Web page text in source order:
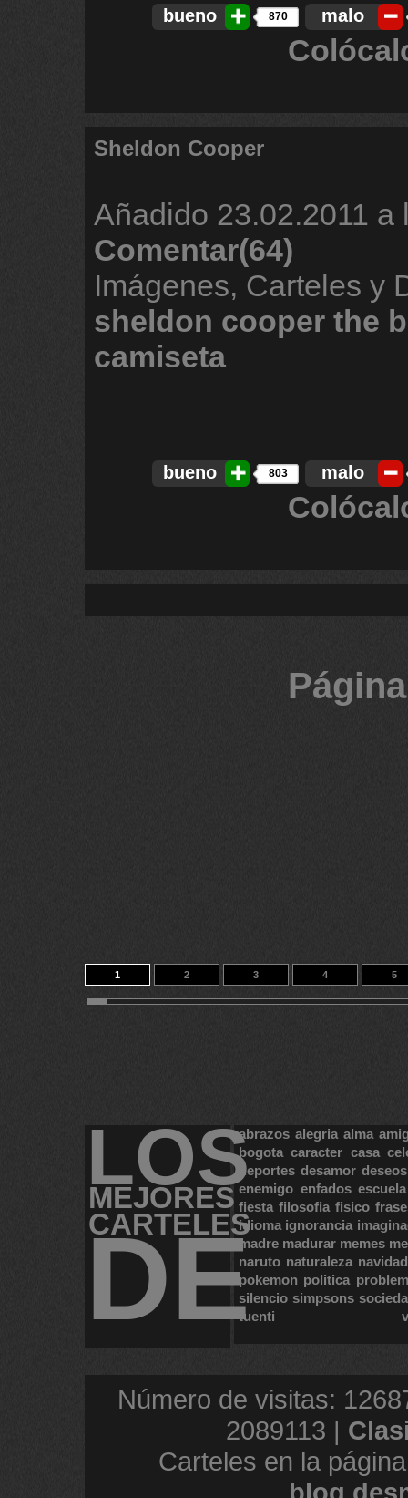
bueno 870 malo
Sheldon Cooper
Añadido 23.02.2011 a
Comentar(64)
Imágenes, Carteles y
sheldon cooper the
camiseta
bueno 803 malo
1 2 3 4 5
11 12 13 14 167
LOS
MEJORES
CARTELES
DE
abrazos alegria alma
bogota caracter casa
deportes desamor deseos
enemigo enfados escuela
fiesta filosofia fisico
idioma ignorancia
madre madurar memes
naruto naturaleza navidad
pokemon politica
silencio simpsons
tuenti
Número de visitas:
2089113 |
Carteles en la